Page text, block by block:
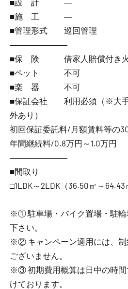
■設 計 ―
■施 工 ―
■管理形式 巡回管理
―――――――
■保 険 借家人賠償付き火
■ペット 不可
■楽 器 不可
■保証会社 利用必須（※大手
外あり）
初回保証委託料/月額賃料等の
年間継続料/0.8万円～1.0万円
―――――――
■間取り
□1LDK～2LDK（36.50㎡～64.43
※① 駐車場・バイク置場・駐輪
下さい。
※② キャンペーン適用には、制
ございません。
※③ 初期費用概算は日中の時間
けております。